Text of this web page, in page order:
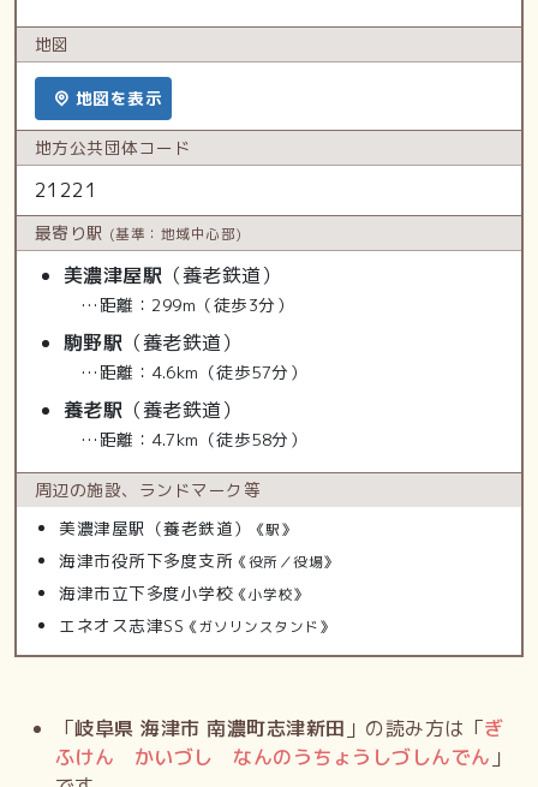
地図
地図を表示
地方公共団体コード
21221
最寄り駅 (基準：地域中心部)
美濃津屋駅 （養老鉄道）
…距離：299m（徒歩3分）
駒野駅 （養老鉄道）
…距離：4.6km（徒歩57分）
養老駅 （養老鉄道）
…距離：4.7km（徒歩58分）
周辺の施設、 ランドマーク等
美濃津屋駅（養老鉄道）
《駅》
海津市役所下多度支所 《役所／役場》
海津市立下多度小学校 《小学校》
エネオス志津SS 《ガソリンスタンド》
「岐阜県 海津市 南濃町志津新田 」の読み方は「ぎ
ふけん かいづし なんのうちょうしづしんでん 」